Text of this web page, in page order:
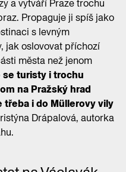
a vytváří Praze trochu
Propaguje ji spíš jako
s levným
jak oslovovat příchozí
města než jenom
se turisty i trochu
na Pražský hrad
třeba i do Müllerovy vily
Drápalová, autorka